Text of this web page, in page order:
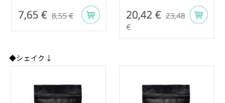
◆シェイク↓